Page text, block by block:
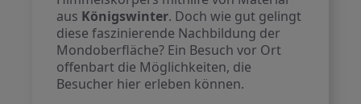
aus Königswinter. Doch wie gut gelingt
diese faszinierende Nachbildung der
Mondoberfläche? Ein Besuch vor Ort
offenbart die Möglichkeiten, die
Besucher hier erleben können.